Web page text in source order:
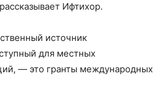
Ифтихор.
источник
для местных
— это гранты международных